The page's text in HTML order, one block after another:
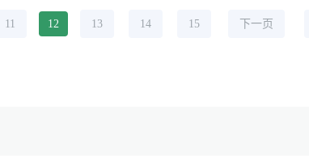
11 12 13 14 15 下一页